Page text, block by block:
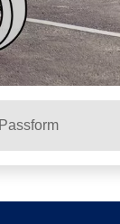
Passform